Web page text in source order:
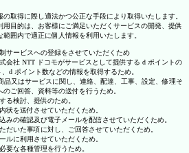
取得に際し適法かつ公正な手段により取得いたします。
目的は、お客様にご満足いただくサービスの開発、提供
囲内で適正に個人情報を利用いたします。
サービスへの登録をさせていただくため
会社 NTT ドコモがサービスとして提供する d ポイントの
d ポイント数などの情報を取得するため。
品又はサービスに関し、連絡、配達、工事、設定、修理そ
ご回答、資料等の送付を行うため。
る検討、提供のため。
状を送付させていただくため。
みの確認及び電子メールを配信させていただくため。
だいた事項に対し、ご回答させていただくため。
ルに利用させていただくため。
要な各種管理を行うため。